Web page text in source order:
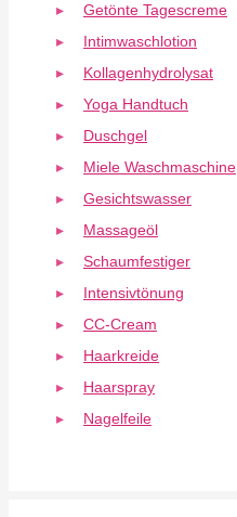
Getönte Tagescreme
Intimwaschlotion
Kollagenhydrolysat
Yoga Handtuch
Duschgel
Miele Waschmaschine
Gesichtswasser
Massageöl
Schaumfestiger
Intensivtönung
CC-Cream
Haarkreide
Haarspray
Nagelfeile